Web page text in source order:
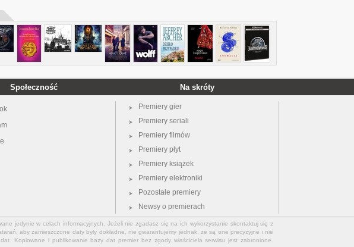
Społeczność Na skróty
Premiery gier
Premiery seriali
Premiery filmów
Premiery płyt
Premiery książek
Premiery elektroniki
Pozostałe premiery
Newsy o premierach
jedynie w celach informacyjnych. Jeżeli nie zgadasz się na ich wykorzystanie skontaktuj się z
aby zamieszczone daty były dokładne, nie gwarantujemy jednak, że są one precyzyjne i nie
Kopiowane i publikowanie bazy dat premier bez zgody właściciela serwisu jest zabronione.